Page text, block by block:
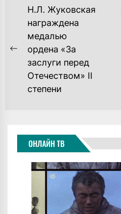
НАВИГАЦИЯ
ЗАПИСЯМ
Previous
post:
Н.Л. Жуковская
награждена
медалью
ордена «За
заслуги перед
Отечеством» II
степени
ОНЛАЙН ТВ